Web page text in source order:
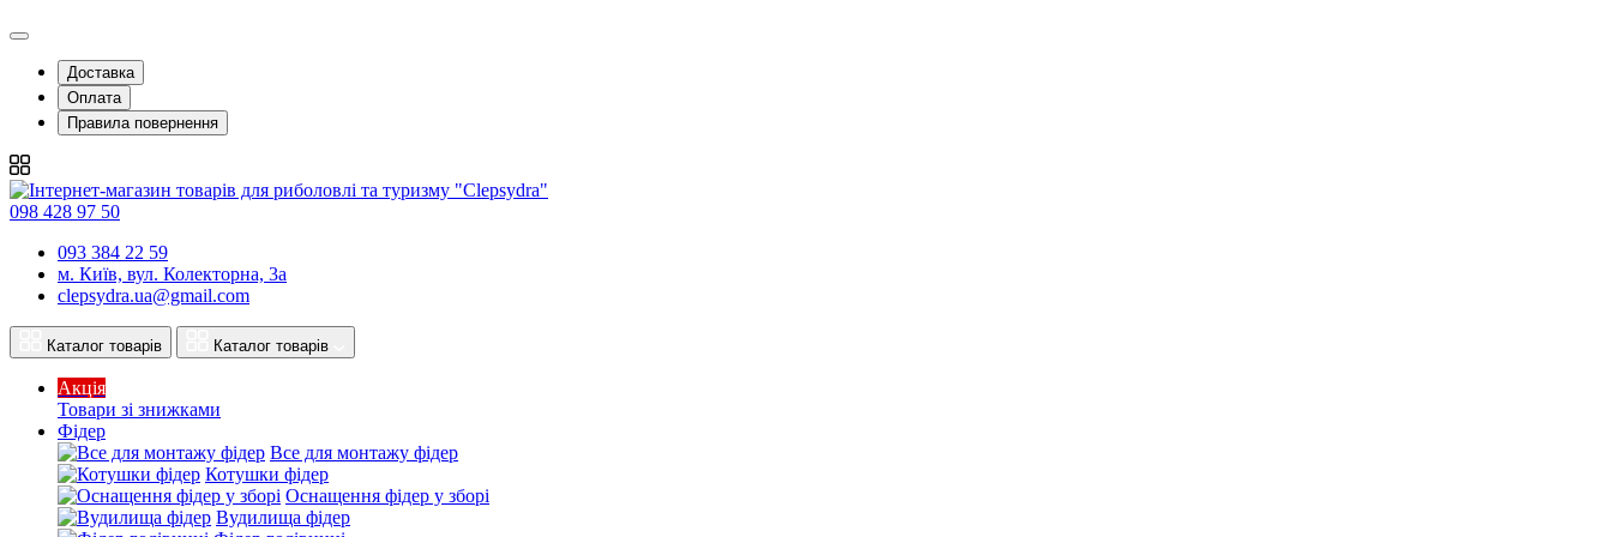
Доставка
Оплата
Правила повернення
098 428 97 50
093 384 22 59
м. Київ, вул. Колекторна, 3а
clepsydra.ua@gmail.com
Каталог товарів Каталог товарів
Акція
Товари зі знижками
Фідер
Все для монтажу фідер
Котушки фідер
Оснащення фідер у зборі
Вудилища фідер